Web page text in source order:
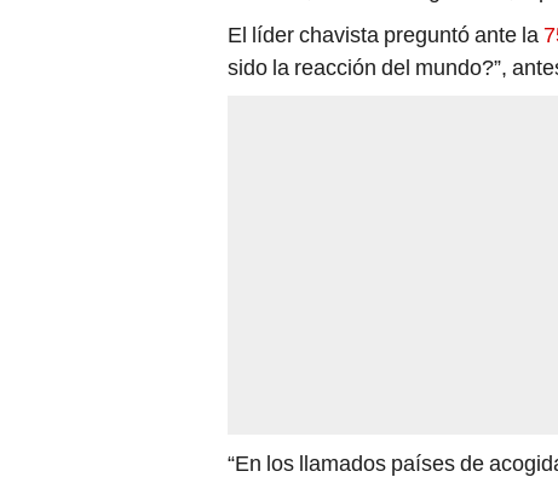
El líder chavista preguntó ante la
sido la reacción del mundo?”,
“En los llamados países de